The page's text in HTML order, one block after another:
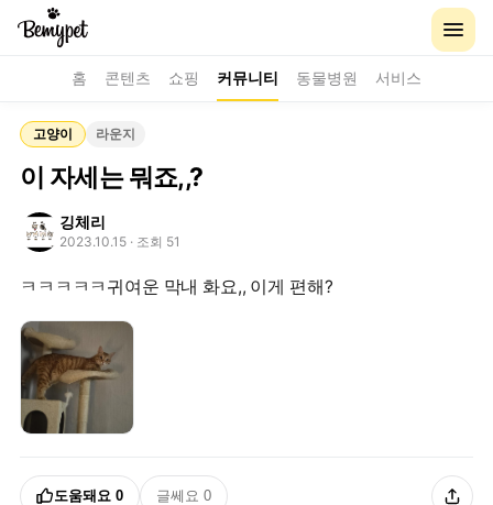
홈 콘텐츠 쇼핑 커뮤니티 동물병원 서비스
고양이 라운지
이 자세는 뭐죠,,?
깅체리
2023.10.15 · 조회 51
ㅋㅋㅋㅋㅋ귀여운 막내 화요,, 이게 편해?
도움돼요 0 글쎄요 0